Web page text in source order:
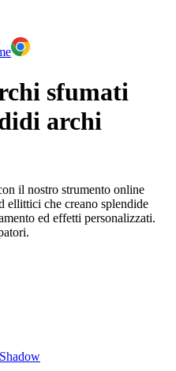
sfumati
archi
il nostro strumento online
ellittici che creano splendide
ed effetti personalizzati.